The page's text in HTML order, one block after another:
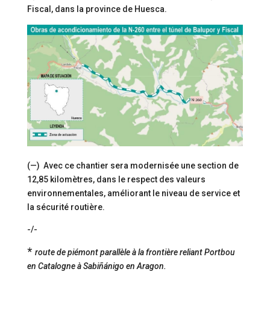
Fiscal, dans la province de Huesca.
(—) Avec ce chantier sera modernisée une section de
12,85 kilomètres, dans le respect des valeurs
environnementales, améliorant le niveau de service et
la sécurité routière.
-/-
* route de piémont parallèle à la frontière reliant Portbou
en Catalogne à Sabiñánigo en Aragon.